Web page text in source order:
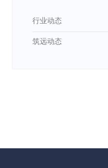
行业动态
筑远动态